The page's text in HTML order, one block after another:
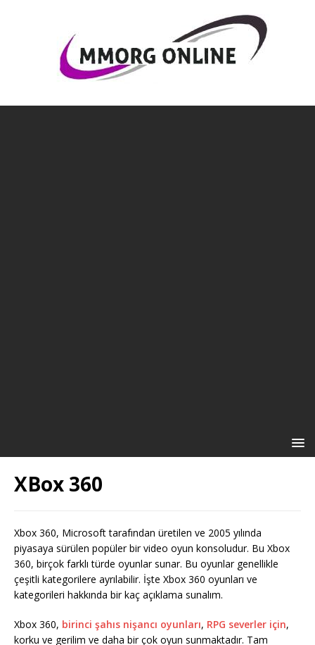
XBox 360
Xbox 360, Microsoft tarafından üretilen ve 2005 yılında
piyasaya sürülen popüler bir video oyun konsoludur. Bu Xbox
360, birçok farklı türde oyunlar sunar. Bu oyunlar genellikle
çeşitli kategorilere ayrılabilir. İşte Xbox 360 oyunları ve
kategorileri hakkında bir kaç açıklama sunalım.
Xbox 360, birinci şahıs nişancı oyunları, RPG severler için,
korku ve gerilim ve daha bir çok oyun sunmaktadır. Tam